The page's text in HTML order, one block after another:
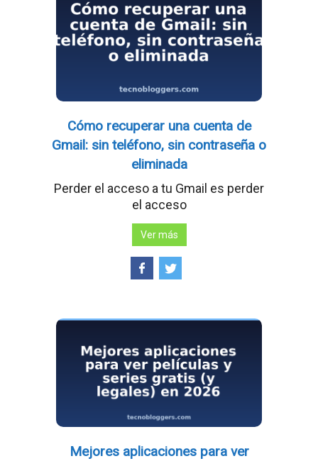
Cómo recuperar una cuenta de
Gmail: sin teléfono, sin contraseña o
eliminada
Perder el acceso a tu Gmail es perder
el acceso
Ver más
Mejores aplicaciones para ver